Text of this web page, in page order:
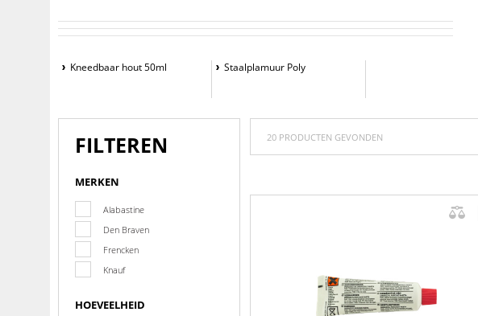
Kneedbaar hout 50ml Staalplamuur Poly
FILTEREN
MERKEN
Alabastine
Den Braven
Frencken
Knauf
HOEVEELHEID
20 PRODUCTEN GEVONDEN